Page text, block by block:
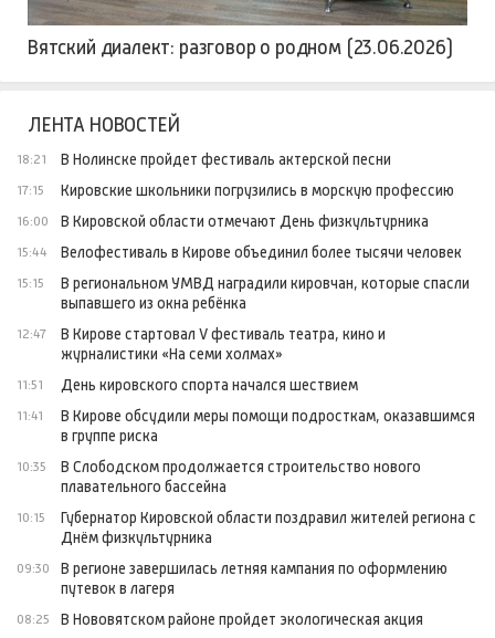
Вятский диалект: разговор о родном (23.06.2026)
ЛЕНТА НОВОСТЕЙ
18:21 В Нолинске пройдет фестиваль актерской песни
17:15 Кировские школьники погрузились в морскую профессию
16:00 В Кировской области отмечают День физкультурника
15:44 Велофестиваль в Кирове объединил более тысячи человек
15:15
В региональном УМВД наградили кировчан, которые спасли
выпавшего из окна ребёнка
12:47
В Кирове стартовал V фестиваль театра, кино и
журналистики «На семи холмах»
11:51 День кировского спорта начался шествием
11:41
В Кирове обсудили меры помощи подросткам, оказавшимся
в группе риска
10:35
В Слободском продолжается строительство нового
плавательного бассейна
10:15
Губернатор Кировской области поздравил жителей региона с
Днём физкультурника
09:30
В регионе завершилась летняя кампания по оформлению
путевок в лагеря
08:25 В Нововятском районе пройдет экологическая акция